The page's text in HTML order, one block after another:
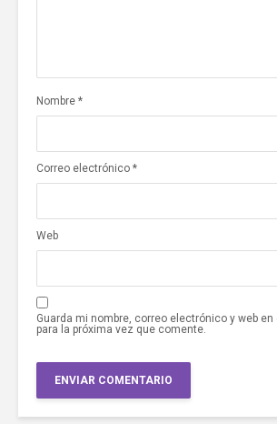
Nombre *
Correo electrónico *
Web
Guarda mi nombre, correo electrónico y web
para la próxima vez que comente.